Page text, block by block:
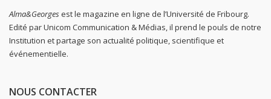
Alma&Georgesest le magazine en ligne de l’Université de Fribourg.
Edité par Unicom Communication & Médias, il prend le pouls de notre
Institution et partage son actualité politique, scientifique et
événementielle.
NOUS CONTACTER